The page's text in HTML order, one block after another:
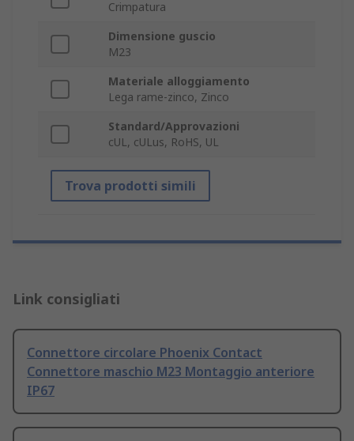
Crimpatura
Dimensione guscio
M23
Materiale alloggiamento
Lega rame-zinco, Zinco
Standard/Approvazioni
cUL, cULus, RoHS, UL
Trova prodotti simili
Link consigliati
Connettore circolare Phoenix Contact
Connettore maschio M23 Montaggio anteriore
IP67